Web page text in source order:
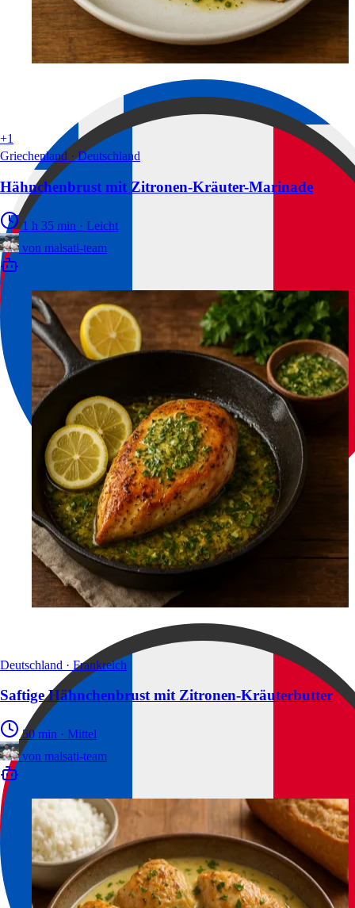
+1
Griechenland · Deutschland
Hähnchenbrust mit Zitronen-Kräuter-Marinade
1 h 35 min · Leicht
von malsati-team
Deutschland · Frankreich
Saftige Hähnchenbrust mit Zitronen-Kräuterbutter
50 min · Mittel
von malsati-team